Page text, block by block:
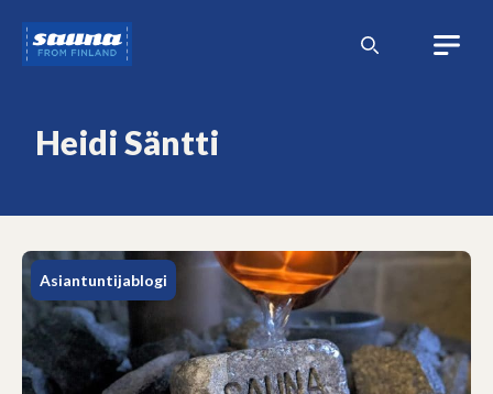
sisältöön
Sauna
from
Heidi Säntti
Asiantuntijablogi